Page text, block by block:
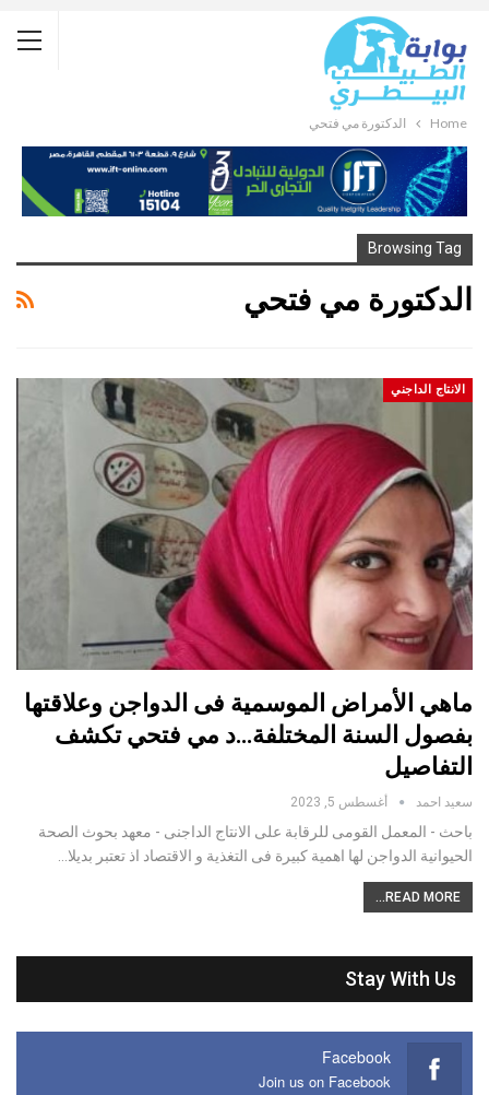
Home الدكتورة مي فتحي
Browsing Tag
الدكتورة مي فتحي
الانتاج الداجني
ماهي الأمراض الموسمية فى الدواجن وعلاقتها
بفصول السنة المختلفة…د مي فتحي تكشف
التفاصيل
سعيد احمد أغسطس 5, 2023
باحث - المعمل القومى للرقابة على الانتاج الداجنى - معهد بحوث الصحة
الحيوانية الدواجن لها اهمية كبيرة فى التغذية و الاقتصاد اذ تعتبر بديلا…
READ MORE...
Stay With Us
Facebook
Join us on Facebook